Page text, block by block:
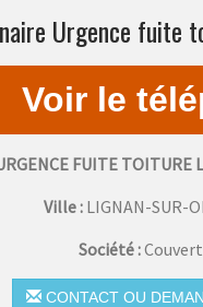
Urgence fuite
FUITE TOITURE
Ville : LIGNAN-SUR-
Société :
CONTACT OU